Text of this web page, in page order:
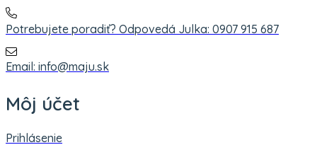
Potrebujete poradiť? Odpovedá Julka: 0907 915 687
Email: info@maju.sk
Môj účet
Prihlásenie